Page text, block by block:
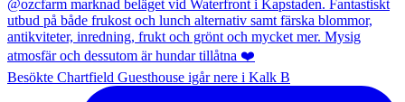
Besökte Chartfield Guesthouse igår nere i Kalk B